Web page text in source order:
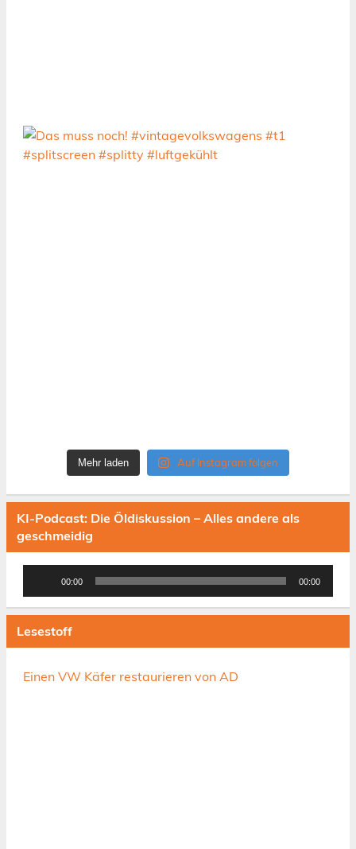
Mehr laden Auf Instagram folgen
KI-Podcast: Die Öldiskussion – Alles andere als
geschmeidig
00:00 00:00
Lesestoff
Einen VW Käfer restaurieren von AD